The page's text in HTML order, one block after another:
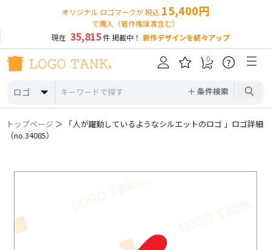
オリジナル ロゴマークが 税込 15,400円
で購入（著作権譲渡含む）
現在 35,815件 掲載中！ 新作デザインを続々アップ
ロゴ ＋ 条件検索
0 ?
トップページ ＞ 「人が躍動しているようなシルエットのロゴ 」ロゴ詳細
（no.34085）